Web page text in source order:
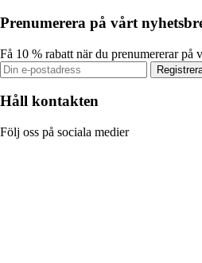
Prenumerera på vårt
Få 10 % rabatt när du prenumererar på
Håll kontakten
Följ oss på sociala medier